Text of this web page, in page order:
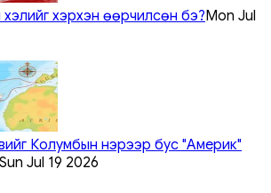
хэрхэн өөрчилсөн бэ?Mon Jul
Колумбын нэрээр бус "Америк"
Sun Jul 19 2026